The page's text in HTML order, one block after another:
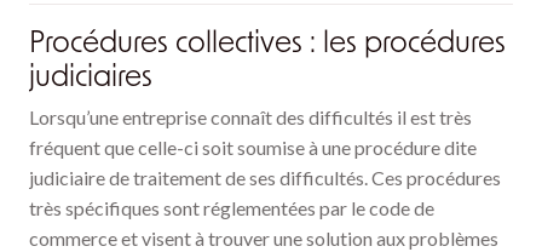
Procédures collectives : les procédures
judiciaires
Lorsqu’une entreprise connaît des difficultés il est très
fréquent que celle-ci soit soumise à une procédure dite
judiciaire de traitement de ses difficultés. Ces procédures
très spécifiques sont réglementées par le code de
commerce et visent à trouver une solution aux problèmes